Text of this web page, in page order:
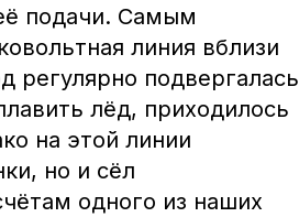
подачи. Самым
линия вблизи
регулярно подвергалась
лёд, приходилось
на этой линии
но и сёл
одного из наших